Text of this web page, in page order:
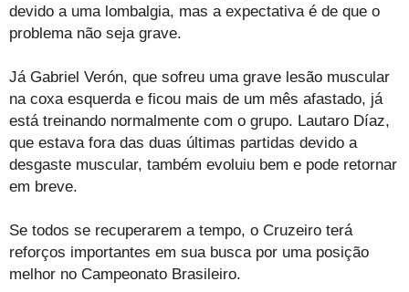
devido a uma lombalgia, mas a expectativa é de que o
problema não seja grave.
Já Gabriel Verón, que sofreu uma grave lesão muscular
na coxa esquerda e ficou mais de um mês afastado, já
está treinando normalmente com o grupo. Lautaro Díaz,
que estava fora das duas últimas partidas devido a
desgaste muscular, também evoluiu bem e pode retornar
em breve.
Se todos se recuperarem a tempo, o Cruzeiro terá
reforços importantes em sua busca por uma posição
melhor no Campeonato Brasileiro.